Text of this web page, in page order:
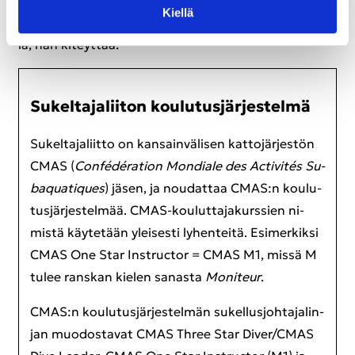
Kiel­lä
että kurs­si ve­de­tään alus­ta lop­puun sa­mal­la kaa­val­
la, hän ki­teyt­tää.
Su­kel­ta­ja­lii­ton kou­lu­tus­jär­jes­tel­mä
Su­kel­ta­ja­liit­to on kan­sain­vä­li­sen kat­to­jär­jes­tön
CMAS (Confédération Mon­dia­le des Activités Su­
baqua­tiques) jäsen, ja nou­dat­taa CMAS:n kou­lu­
tus­jär­jes­tel­mää. CMAS-​kouluttajakurssien ni­
mis­tä käy­te­tään ylei­ses­ti ly­hen­tei­tä. Esi­mer­kik­si
CMAS One Star In­struc­tor = CMAS M1, missä M
tulee rans­kan kie­len sa­nas­ta Mo­ni­teur.
CMAS:n kou­lu­tus­jär­jes­tel­män su­kel­lus­joh­ta­ja­lin­
jan muo­dos­ta­vat CMAS Three Star Diver/CMAS